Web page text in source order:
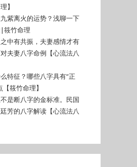
】
紫离火的运势？浅聊一下
筱竹命理
中有共振，夫妻感情才有
夫妻八字命例【心流法八
特征？哪些八字具有“正
筱竹命理】
是断八字的金标准。民国
芳的八字解读【心流法八